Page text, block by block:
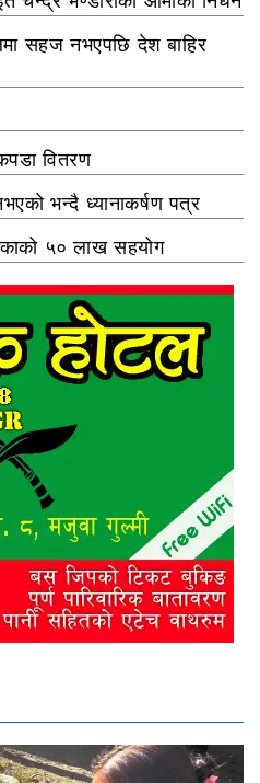
सहज नभएपछि देश बाहिर
कपडा वितरण
भन्दै ध्यानाकर्षण पत्र
५० लाख सहयोग